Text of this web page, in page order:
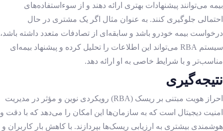
بیمه می‌توانند پیشنهادات بهتری ارائه دهند و از سوءاستفاده‌های
احتمالی جلوگیری کنند. به عنوان مثال اگر یک مشتری در حال
درخواست بیمه خودرو باشد و سابقه‌ای از تصادفات متعدد داشته باشد،
سیستم RBA می‌تواند این اطلاعات را تحلیل کرده و پیشنهاد بیمه‌ای
مناسب‌تر و با شرایط خاصی به او ارائه دهد.
نتیجه‌گیری
احراز هویت مبتنی بر ریسک (RBA) رویکردی نوین و مؤثر در مدیریت
امنیت دیجیتال است که به سازمان‌ها این امکان را می‌دهد که با دقت و
هوشمندی بیشتری به ارزیابی ریسک‌ها بپردازند. با کاهش بار کاربران و